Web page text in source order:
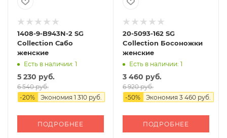
1408-9-B943N-2 SG
Collection Сабо
женские
Есть в наличии: 1
5 230 руб.
6 540 руб.
-20% Экономия 1 310 руб.
ПОДРОБНЕЕ
20-5093-162 SG
Collection Босоножки
женские
Есть в наличии: 1
3 460 руб.
6 920 руб.
-50% Экономия 3 460 руб.
ПОДРОБНЕЕ